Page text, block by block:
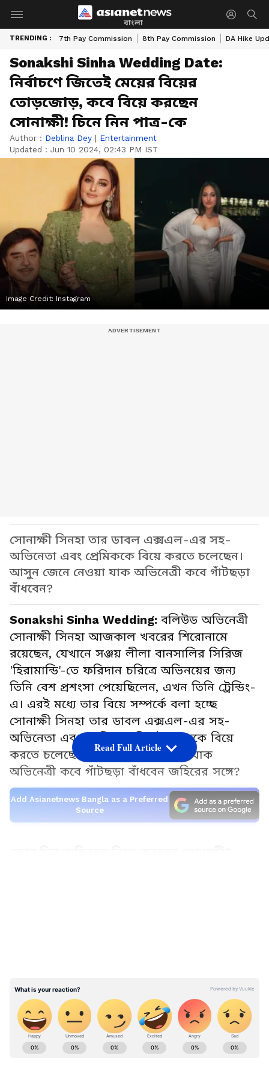
বাংলা
TRENDING : 7th Pay Commission 8th Pay Commission DA Hike
Sonakshi Sinha Wedding Date:
নির্বাচণে জিতেই মেয়ের বিয়ের
তোড়জোড়, কবে বিয়ে করছেন
সোনাক্ষী! চিনে নিন পাত্র-কে
Author : Deblina Dey | Entertainment
Updated : Jun 10 2024, 02:43 PM IST
Image Credit: Instagram
সোনাক্ষী সিনহা তার ডাবল এক্সএল-এর সহ-
অভিনেতা এবং প্রেমিককে বিয়ে করতে চলেছেন।
আসুন জেনে নেওয়া যাক অভিনেত্রী কবে গাঁটছড়া
বাঁধবেন?
Sonakshi Sinha Wedding: বলিউড অভিনেত্রী
সোনাক্ষী সিনহা আজকাল খবরের শিরোনামে
রয়েছেন, যেখানে সঞ্জয় লীলা বানসালির সিরিজ
'হিরামান্ডি'-তে ফরিদান চরিত্রে অভিনয়ের জন্য
তিনি বেশ প্রশংসা পেয়েছিলেন, এখন তিনি ট্রেন্ডিং-
এ। এরই মধ্যে তার বিয়ে সম্পর্কে বলা হচ্ছে
সোনাক্ষী সিনহা তার ডাবল এক্সএল-এর সহ-
অভিনেতা এবং প্রেমিক জহির ইকবালকে বিয়ে
করতে চলেছেন। আসুন জেনে নেওয়া যাক
অভিনেত্রী কবে গাঁটছড়া বাঁধবেন জহিরের সঙ্গে?
Add Asianetnews Bangla as a Preferred
Source
উপস্থিতি এবং সোশ্যাল মিডিয়া পোস্টগুলি তাদের
প্রেমের গল্প বলছে। জানিয়ে রাখি, সালমান খানের
একটি পার্টিতে জহির ও সোনাক্ষীর দেখা হয়েছিল।
প্রথমে তারা বন্ধু হন এবং তারপর একে অপরের
Read Full Article
Bollywood News (বলিউড নিউজ): Stay updated